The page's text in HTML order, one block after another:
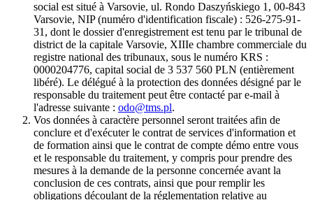
social est situé à Varsovie, ul. Rondo Daszyńskiego 1, 00-843
Varsovie, NIP (numéro d'identification fiscale) : 526-275-91-
31, dont le dossier d'enregistrement est tenu par le tribunal de
district de la capitale Varsovie, XIIIe chambre commerciale du
registre national des tribunaux, sous le numéro KRS :
0000204776, capital social de 3 537 560 PLN (entièrement
libéré). Le délégué à la protection des données désigné par le
responsable du traitement peut être contacté par e-mail à
l'adresse suivante : odo@tms.pl.
Vos données à caractère personnel seront traitées afin de
conclure et d'exécuter le contrat de services d'information et
de formation ainsi que le contrat de compte démo entre vous
et le responsable du traitement, y compris pour prendre des
mesures à la demande de la personne concernée avant la
conclusion de ces contrats, ainsi que pour remplir les
obligations découlant de la réglementation relative au